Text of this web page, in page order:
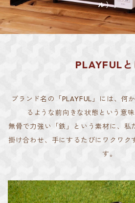
ル）。
PLAYFULと
ブランド名の「PLAYFUL」には、何
るような前向きな状態という意
無骨で力強い「鉄」という素材に、私
掛け合わせ、手にするたびにワクワク
す。